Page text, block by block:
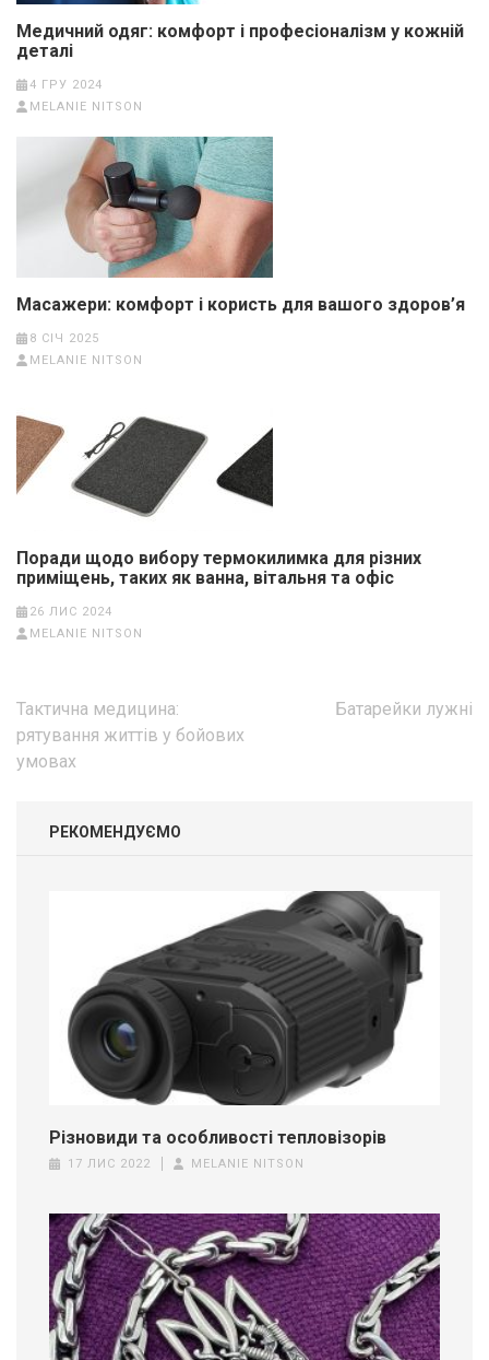
Медичний одяг: комфорт і професіоналізм у кожній
деталі
4 ГРУ 2024
MELANIE NITSON
Масажери: комфорт і користь для вашого здоров’я
8 СІЧ 2025
MELANIE NITSON
Поради щодо вибору термокилимка для різних
приміщень, таких як ванна, вітальня та офіс
26 ЛИС 2024
MELANIE NITSON
Навігація
записів
Тактична медицина:
рятування життів у бойових
умовах
Батарейки лужні
РЕКОМЕНДУЄМО
Різновиди та особливості тепловізорів
17 ЛИС 2022 MELANIE NITSON